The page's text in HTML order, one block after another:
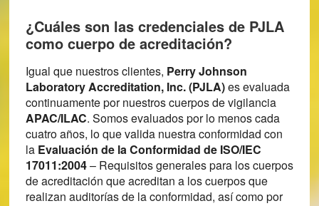
¿Cuáles son las credenciales de PJLA
como cuerpo de acreditación?
Igual que nuestros clientes, Perry Johnson
Laboratory Accreditation, Inc. (PJLA)es evaluada
continuamente por nuestros cuerpos de vigilancia
APAC/ILAC. Somos evaluados por lo menos cada
cuatro años, lo que valida nuestra conformidad con
la Evaluación de la Conformidad de ISO/IEC
17011:2004– Requisitos generales para los cuerpos
de acreditación que acreditan a los cuerpos que
realizan auditorías de la conformidad, así como por